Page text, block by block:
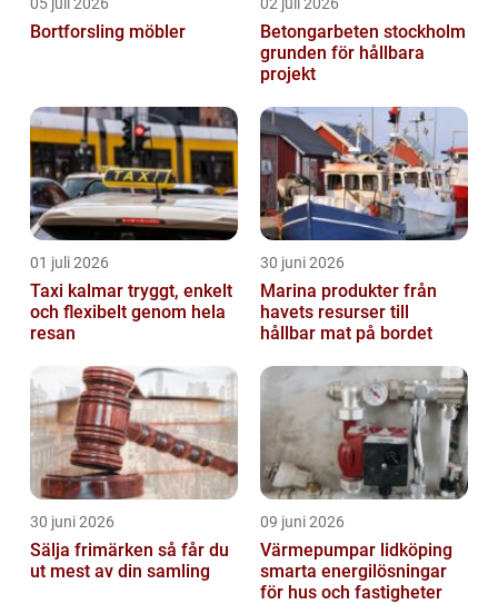
Bortforsling möbler
Betongarbeten stockholm
grunden för hållbara
projekt
01 juli 2026
Taxi kalmar tryggt, enkelt
och flexibelt genom hela
resan
30 juni 2026
Marina produkter från
havets resurser till
hållbar mat på bordet
30 juni 2026
Sälja frimärken så får du
ut mest av din samling
09 juni 2026
Värmepumpar lidköping
smarta energilösningar
för hus och fastigheter